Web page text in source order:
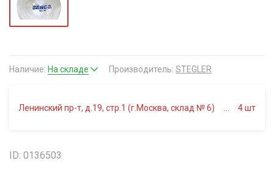
Наличие: На складе Производитель: STEGLER
Ленинский пр-т, д.19, стр.1 (г.Москва, склад № 6) 4шт
ID: 0136503